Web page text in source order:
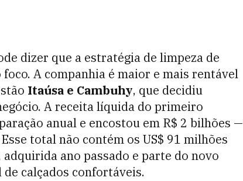
dizer que a estratégia de limpeza de
A companhia é maior e mais rentável
Itaúsa e Cambuhy, que decidiu
A receita líquida do primeiro
anual e encostou em R$ 2 bilhões —
total não contém os US$ 91 milhões
ano passado e parte do novo
calçados confortáveis.